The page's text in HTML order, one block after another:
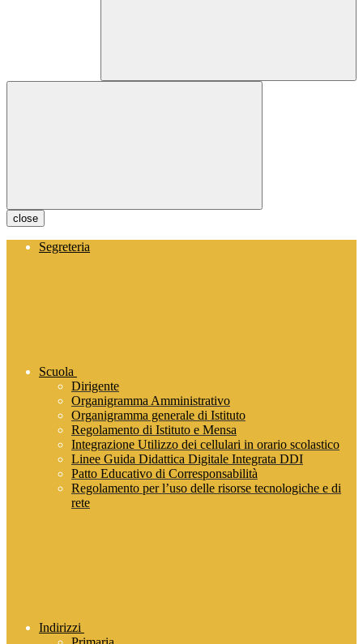
close
Segreteria
Scuola
Dirigente
Organigramma Amministrativo
Organigramma generale di Istituto
Regolamento di Istituto e Mensa
Integrazione Utilizzo dei cellulari in orario scolastico
Linee Guida Didattica Digitale Integrata DDI
Patto Educativo di Corresponsabilità
Regolamento per l’uso delle risorse tecnologiche e di
rete
Indirizzi